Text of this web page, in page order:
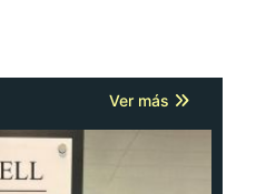
Ver más